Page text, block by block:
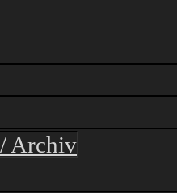
Archiv